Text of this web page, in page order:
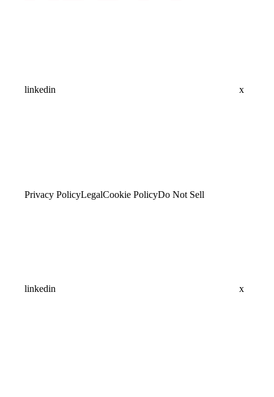
linkedin x
Privacy PolicyLegalCookie PolicyDo Not Sell
linkedin x